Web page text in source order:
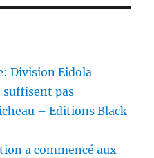
Division Eidola
suffisent pas
– Editions Black
a commencé aux